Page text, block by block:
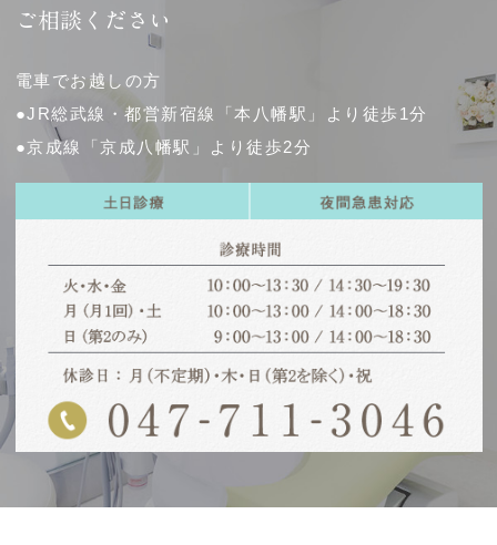
ご相談ください
電車でお越しの方
●JR総武線・都営新宿線「本八幡駅」より徒歩1分
●京成線「京成八幡駅」より徒歩2分